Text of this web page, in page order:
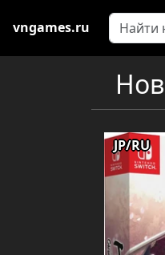
vngames.ru
JP/RU